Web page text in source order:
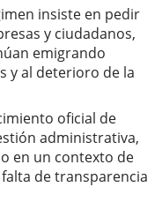
insiste en pedir
y ciudadanos,
emigrando
y al deterioro de la
oficial de
administrativa,
en un contexto de
de transparencia